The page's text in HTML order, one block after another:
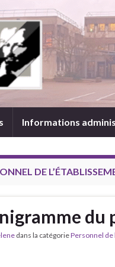
Informations
DE
du
dans la catégoriePersonnel